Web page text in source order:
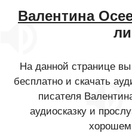
Валентина
На данной странице
бесплатно и скачать
писателя
аудиосказку и
хорошем